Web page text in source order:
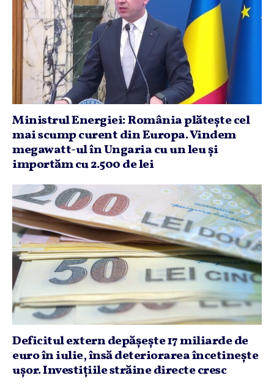
Ministrul Energiei: România plăteşte cel
mai scump curent din Europa. Vindem
megawatt-ul în Ungaria cu un leu şi
importăm cu 2.500 de lei
Deficitul extern depăşeşte 17 miliarde de
euro în iulie, însă deteriorarea încetineşte
uşor. Investiţiile străine directe cresc